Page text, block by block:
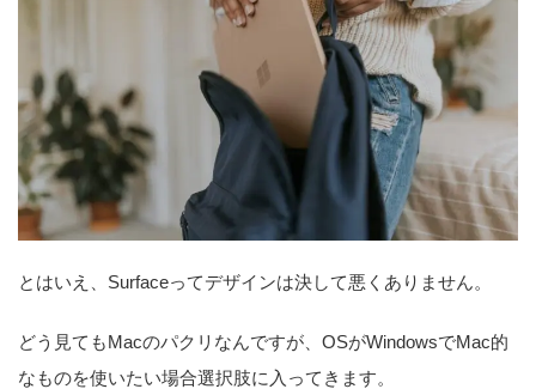
とはいえ、Surfaceってデザインは決して悪くありません。
どう見てもMacのパクリなんですが、OSがWindowsでMac的
なものを使いたい場合選択肢に入ってきます。